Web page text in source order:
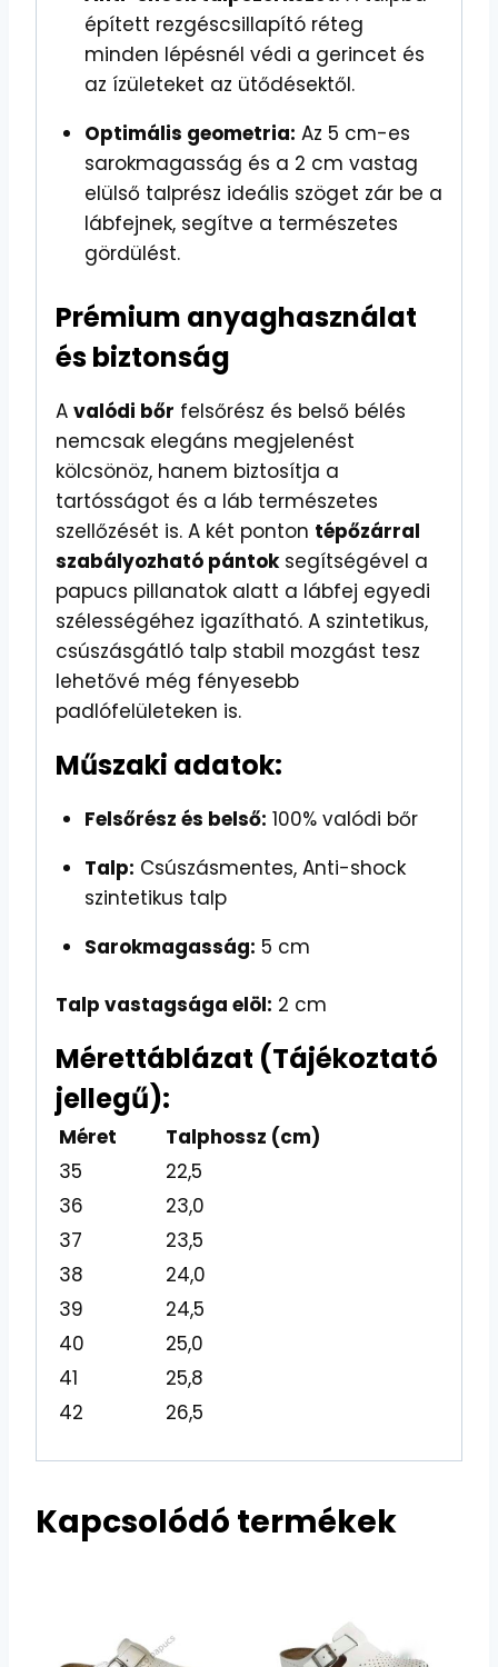
épített rezgéscsillapító réteg
minden lépésnél védi a gerincet és
az ízületeket az ütődésektől.
Optimális geometria: Az 5 cm-es
sarokmagasság és a 2 cm vastag
elülső talprész ideális szöget zár be a
lábfejnek, segítve a természetes
gördülést.
Prémium anyaghasználat
és biztonság
A valódi bőr felsőrész és belső bélés
nemcsak elegáns megjelenést
kölcsönöz, hanem biztosítja a
tartósságot és a láb természetes
szellőzését is. A két ponton tépőzárral
szabályozható pántoksegítségével a
papucs pillanatok alatt a lábfej egyedi
szélességéhez igazítható. A szintetikus,
csúszásgátló talp stabil mozgást tesz
lehetővé még fényesebb
padlófelületeken is.
Műszaki adatok:
Felsőrész és belső: 100% valódi bőr
Talp: Csúszásmentes, Anti-shock
szintetikus talp
Sarokmagasság: 5 cm
Talp vastagsága elöl: 2 cm
Mérettáblázat (Tájékoztató
jellegű):
Méret
Talphossz (cm)
35
22,5
36
23,0
37
23,5
38
24,0
39
24,5
40
25,0
41
25,8
42
26,5
Kapcsolódó termékek